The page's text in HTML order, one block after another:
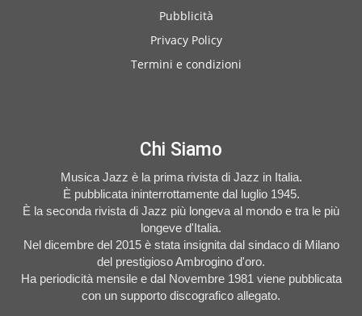
Pubblicità
Privacy Policy
Termini e condizioni
Chi Siamo
Musica Jazz è la prima rivista di Jazz in Italia.
È pubblicata ininterrottamente dal luglio 1945.
È la seconda rivista di Jazz più longeva al mondo e tra le più
longeve d'Italia.
Nel dicembre del 2015 è stata insignita dal sindaco di Milano
del prestigioso Ambrogino d'oro.
Ha periodicità mensile e dal Novembre 1981 viene pubblicata
con un supporto discografico allegato.